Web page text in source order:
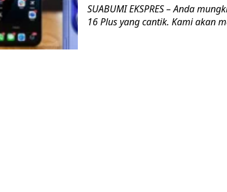
SUABUMI EKSPRES – Anda
16 Plus yang cantik. Kami akan